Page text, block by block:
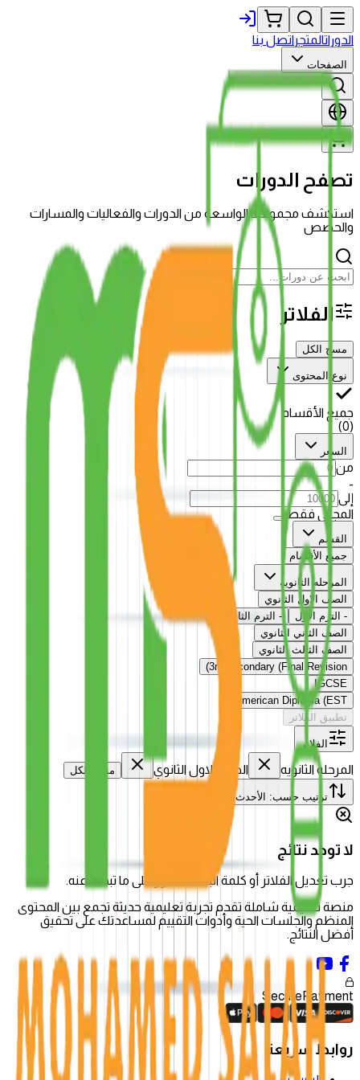
الدوراتالمتجراتصل بنا
الصفحات
تصفح الدورات
استكشف مجموعتنا الواسعة من الدورات والفعاليات والمسارات
والحصص
الفلاتر
مسح الكل
نوع المحتوى
جميع الأقسام
(
0
)
السعر
من
-
إلى
المجاني فقط
القسم
جميع الأقسام
المرحله الثانويه
الصف الاول الثانوي
- الترم الاول - الترم الثاني
الصف الثاني الثانوي
الصف الثالث الثانوي
3rd secondary (Final Revision)
IGCSE
American Diploma (EST)
تطبيق الفلاتر
الفلاتر
المرحله الثانويه الصف الاول الثانوي مسح الكل
ترتيب حسب: الأحدث
لا توجد نتائج
جرب تعديل الفلاتر أو كلمة البحث للعثور على ما تبحث عنه.
منصة تعليمية شاملة تقدم تجربة تعليمية حديثة تجمع بين المحتوى
المنظم والجلسات الحية وأدوات التقييم لمساعدتك على تحقيق
أفضل النتائج.
Secure Payment
روابط سريعة